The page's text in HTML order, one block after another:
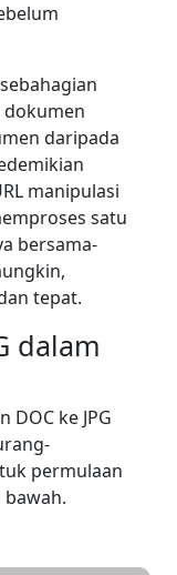
daripada
manipulasi
satu
bersama-
tepat.
dalam
ke JPG
permulaan
bawah.